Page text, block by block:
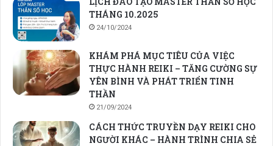
THÁNG 10.2025
24/10/2024
KHÁM PHÁ MỤC TIÊU CỦA VIỆC
THỰC HÀNH REIKI – TĂNG CƯỜNG SỰ
YÊN BÌNH VÀ PHÁT TRIỂN TINH
THẦN
21/09/2024
CÁCH THỨC TRUYỀN DẠY REIKI CHO
NGƯỜI KHÁC – HÀNH TRÌNH CHIA SẺ